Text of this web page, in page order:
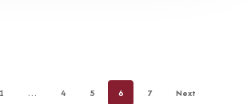
1 … 4 5 6 7 Next